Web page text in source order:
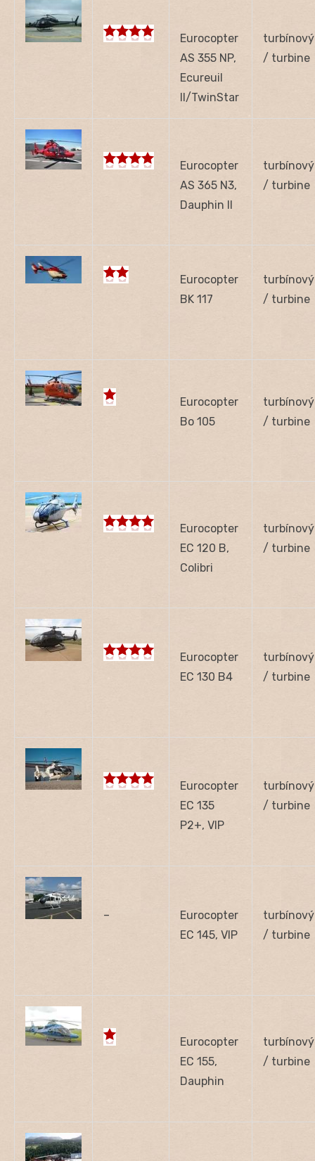
Eurocopter
AS 355 NP,
Ecureuil
II/TwinStar
turbínový
/ turbine
Eurocopter
AS 365 N3,
Dauphin II
turbínový
/ turbine
Eurocopter
BK 117
turbínový
/ turbine
Eurocopter
Bo 105
turbínový
/ turbine
Eurocopter
EC 120 B,
Colibri
turbínový
/ turbine
Eurocopter
EC 130 B4
turbínový
/ turbine
Eurocopter
EC 135
P2+, VIP
turbínový
/ turbine
–
Eurocopter
EC 145, VIP
turbínový
/ turbine
Eurocopter
EC 155,
Dauphin
turbínový
/ turbine